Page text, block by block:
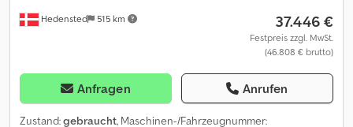
Hedensted 515 km 37.446 €
Festpreis zzgl. MwSt.
(46.808 € brutto)
Anfragen Anrufen
Zustand:gebraucht, Maschinen-/Fahrzeugnummer: